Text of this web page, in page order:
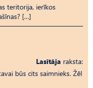
teritorija, ierīkos
[…]
Lasītāja raksta:
būs cits saimnieks. Žēl